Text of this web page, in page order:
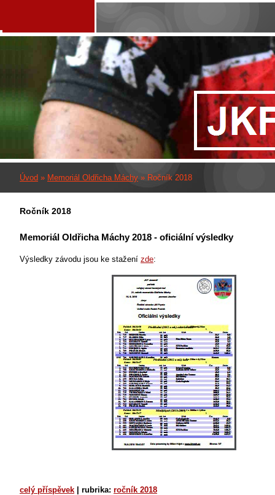
Úvod » Memoriál Oldřicha Máchy » Ročník 2018
Ročník 2018
Memoriál Oldřicha Máchy 2018 - oficiální výsledky
Výsledky závodu jsou ke stažení zde:
celý příspěvek rubrika: ročník 2018